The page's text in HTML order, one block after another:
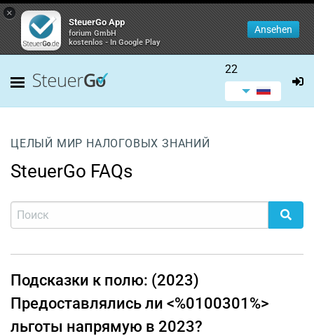
×
SteuerGo App
forium GmbH
kostenlos - In Google Play
Ansehen
22
ЦЕЛЫЙ МИР НАЛОГОВЫХ ЗНАНИЙ
SteuerGo FAQs
Подсказки к полю: (2023)
Предоставлялись ли <%0100301%>
льготы напрямую в 2023?